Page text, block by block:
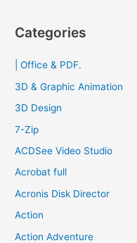
r
f
o
Categories
| Office & PDF.
3D & Graphic Animation
3D Design
7-Zip
ACDSee Video Studio
Acrobat full
Acronis Disk Director
Action
Action Adventure